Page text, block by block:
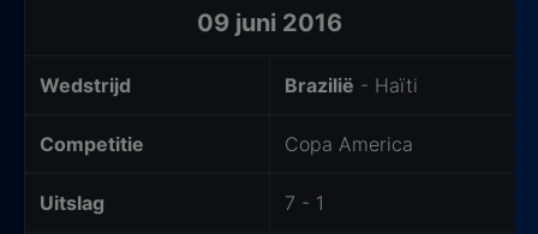
09 juni 2016
Wedstrijd Brazilië - Haïti
Competitie Copa America
Uitslag 7 - 1